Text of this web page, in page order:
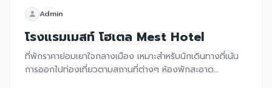
Admin
โรงแรมเมสท์ โฮเตล Mest Hotel
ที่พักราคาย่อมเยาใจกลางเมือง เหมาะสำหรับนักเดินทางที่เน้น
การออกไปท่องเที่ยวตามสถานที่ต่างๆ ห้องพักสะอาด